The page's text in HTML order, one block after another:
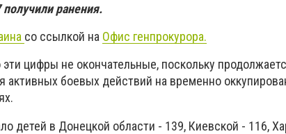
ранения.
со ссылкой на Офис генпрокурора.
цифры не окончательные, поскольку
активных боевых действий на временно
детей в Донецкой области - 139, Киевской - 116,